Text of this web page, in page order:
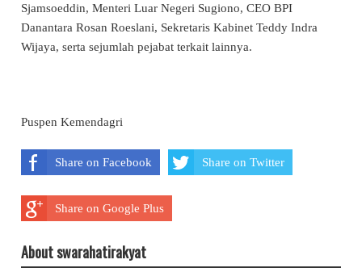
Sjamsoeddin, Menteri Luar Negeri Sugiono, CEO BPI
Danantara Rosan Roeslani, Sekretaris Kabinet Teddy Indra
Wijaya, serta sejumlah pejabat terkait lainnya.
Puspen Kemendagri
Share on Facebook Share on Twitter
Share on Google Plus
About swarahatirakyat